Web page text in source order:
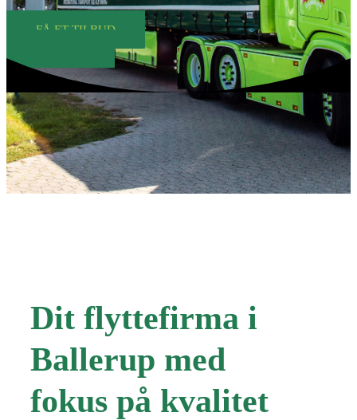
FÅ ET TILBUD
Dit flyttefirma i
Ballerup med
fokus på kvalitet